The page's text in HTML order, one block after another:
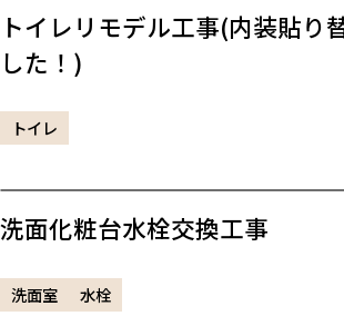
トイレリモデル工事(内装貼り
した！)
トイレ
洗面化粧台水栓交換工事
洗面室 水栓